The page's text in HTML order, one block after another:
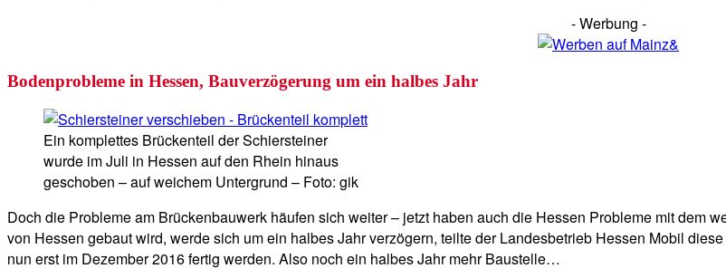
- Werbung -
Bodenprobleme in Hessen, Bauverzögerung um ein halbes Jahr
Ein komplettes Brückenteil der Schiersteiner
wurde im Juli in Hessen auf den Rhein hinaus
geschoben – auf weichem Untergrund – Foto: gik
Doch die Probleme am Brückenbauwerk häufen sich weiter – jetzt haben auch die Hessen Probleme mit dem
von Hessen gebaut wird, werde sich um ein halbes Jahr verzögern, teilte der Landesbetrieb Hessen Mobil
nun erst im Dezember 2016 fertig werden. Also noch ein halbes Jahr mehr Baustelle…